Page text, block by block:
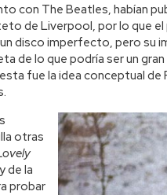
con The Beatles, habían
de Liverpool, por lo que
disco imperfecto, pero su
de lo que podría ser un
fue la idea conceptual de
otras
de la
probar